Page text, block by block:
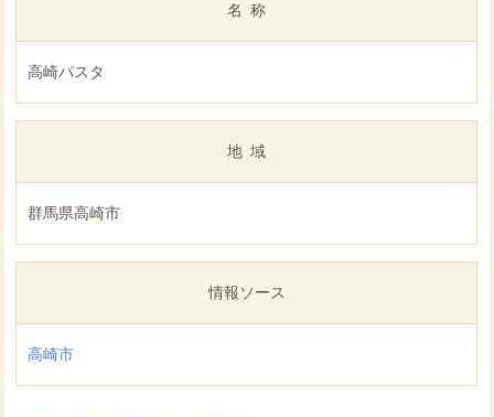
名称
高崎パスタ
地域
群馬県高崎市
情報ソース
高崎市